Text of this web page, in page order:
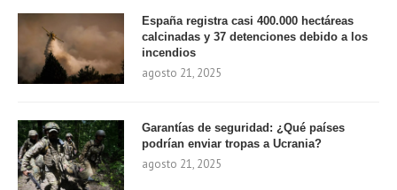
España registra casi 400.000 hectáreas
calcinadas y 37 detenciones debido a los
incendios
agosto 21, 2025
Garantías de seguridad: ¿Qué países
podrían enviar tropas a Ucrania?
agosto 21, 2025